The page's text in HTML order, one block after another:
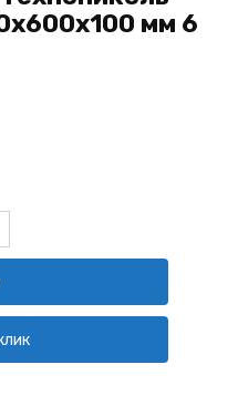
мм 6